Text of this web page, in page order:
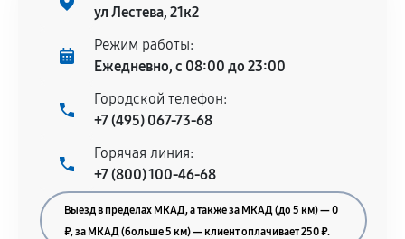
гарантийного срока.
Несоответствие комплектующей заявленным
техническим характеристикам.
Документы для подтверждения
гарантии
Гарантийный талон.
Акт выполненных работ с датой, перечнем
ул Лестева, 21к2
Режим работы:
Ежедневно, с 08:00 до 23:00
Городской телефон:
+7 (495) 067-73-68
Горячая линия:
+7 (800) 100-46-68
Выезд в пределах МКАД, а также за МКАД (до 5 км) — 0
₽, за МКАД (больше 5 км) — клиент оплачивает 250 ₽.